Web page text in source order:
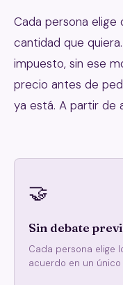
Cada persona elige
cantidad que
impuesto, sin ese
precio antes de
ya está. A partir de
🤝
Sin debate
Cada persona elige
acuerdo en un